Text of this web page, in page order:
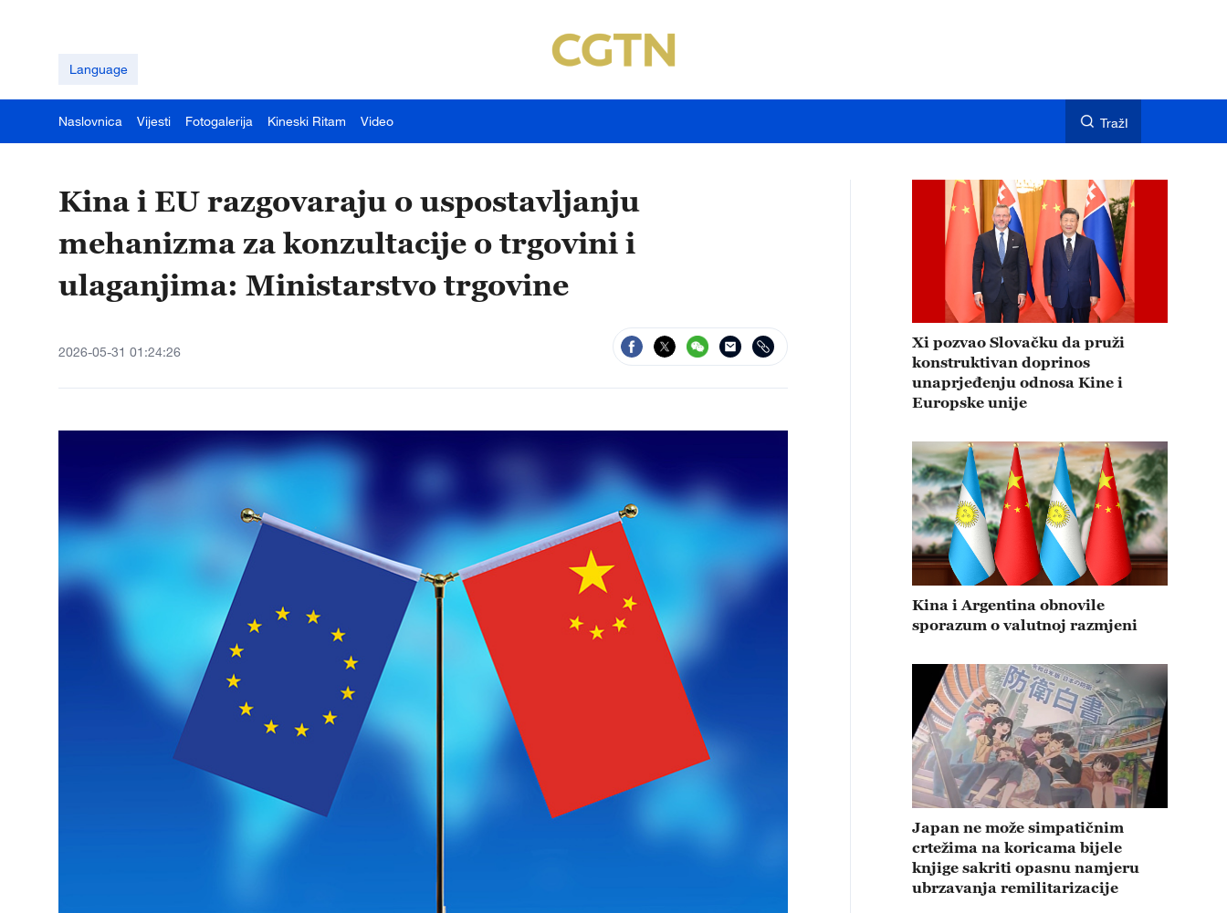
Language
Naslovnica Vijesti Fotogalerija Kineski Ritam Video TražI
Kina i EU razgovaraju o uspostavljanju
mehanizma za konzultacije o trgovini i
ulaganjima: Ministarstvo trgovine
2026-05-31 01:24:26
Xi pozvao Slovačku da pruži
konstruktivan doprinos
unaprjeđenju odnosa Kine i
Europske unije
Kina i Argentina obnovile
sporazum o valutnoj razmjeni
Japan ne može simpatičnim
crtežima na koricama bijele
knjige sakriti opasnu namjeru
ubrzavanja remilitarizacije